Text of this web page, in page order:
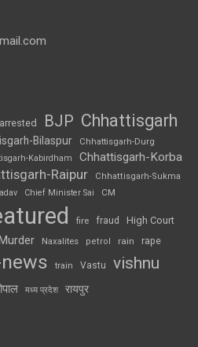
arrested BJP Chhattisgarh
Bilaspur Chhattisgarh-Durg
Kabirdham Chhattisgarh-Korba
Raipur
Chhattisgarh-Sukma
Chief Minister Sai CM
fire fraud High Court
Murder Naxalites petrol rain rape
train Vastu vishnu
मध्य प्रदेश रायपुर